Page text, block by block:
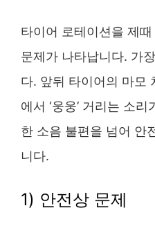
타이어 로테이션을 제
문제가 나타납니다. 가
다. 앞뒤 타이어의 마모
에서 ‘웅웅’ 거리는 소
한 소음 불편을 넘어 안
니다.
1) 안전상 문제